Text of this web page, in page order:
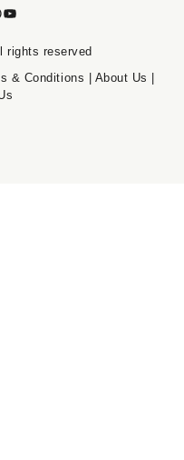
YouTube
rights reserved
& Conditions About Us